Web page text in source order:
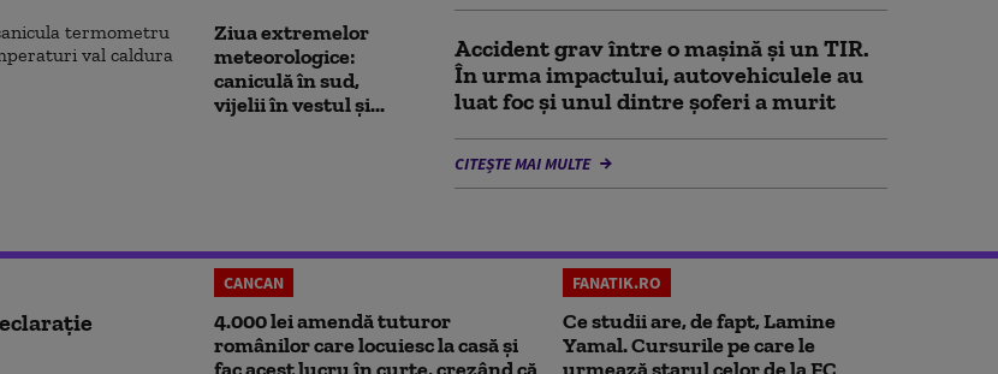
Ziua extremelor
meteorologice:
caniculă în sud,
vijelii în vestul și...
Accident grav între o mașină și un TIR.
În urma impactului, autovehiculele au
luat foc și unul dintre șoferi a murit
CITEȘTE MAI MULTE
CANCAN
4.000 lei amendă tuturor
românilor care locuiesc la casă și
FANATIK.RO
Ce studii are, de fapt, Lamine
Yamal. Cursurile pe care le